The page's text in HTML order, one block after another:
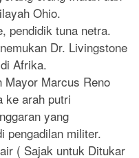
Ohio.
pendidik tuna netra.
Dr. Livingstone
Afrika.
Mayor Marcus Reno
ke arah putri
yang
pengadilan militer.
( Sajak untuk Ditukar